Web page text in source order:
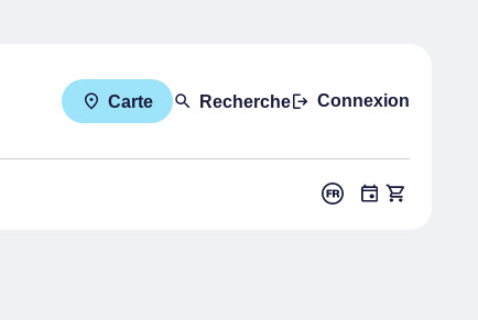
Carte Recherche Connexion